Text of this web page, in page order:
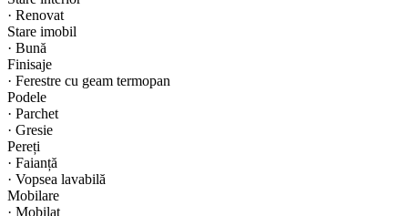
· Renovat
Stare imobil
· Bună
Finisaje
· Ferestre cu geam termopan
Podele
· Parchet
· Gresie
Pereți
· Faianță
· Vopsea lavabilă
Mobilare
· Mobilat